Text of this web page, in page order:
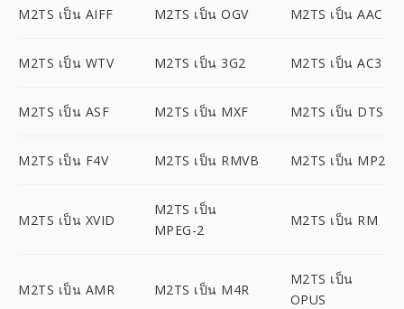
M2TS เป็น AIFF M2TS เป็น OGV M2TS เป็น AAC
M2TS เป็น WTV M2TS เป็น 3G2 M2TS เป็น AC3
M2TS เป็น ASF M2TS เป็น MXF M2TS เป็น DTS
M2TS เป็น F4V M2TS เป็น RMVB M2TS เป็น MP2
M2TS เป็น XVID
M2TS เป็น
MPEG-2
M2TS เป็น RM
M2TS เป็น AMR M2TS เป็น M4R
M2TS เป็น
OPUS